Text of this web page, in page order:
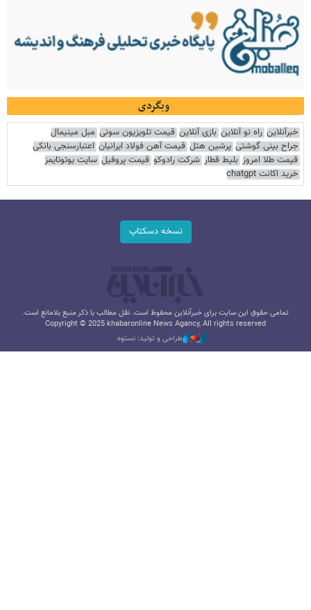
وبگردی
خبرآنلاین راه نو آنلاین بازی آنلاین قیمت تلویزیون سونی مبل مینیمال
جراح بینی گوشتی پرشین هتل قیمت آهن فولاد ایرانیان اعتبارسنجی بانکی
قیمت طلا امروز بلیط قطار شرکت رادوکو قیمت پروفیل سایت یوتوتایمز
خرید اکانت chatgpt
نسخه دسکتاپ
تمامی حقوق این سایت برای خبرآنلاین محفوظ است. نقل مطالب با ذکر منبع بلامانع است.
Copyright © 2025 khabaronline News Agancy, All rights reserved
طراحی و تولید: نستوه